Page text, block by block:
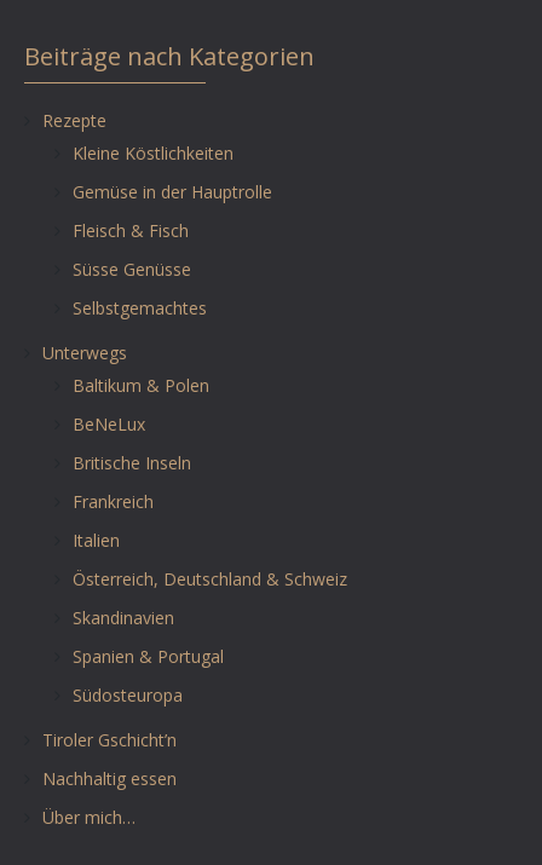
Beiträge nach Kategorien
Rezepte
Kleine Köstlichkeiten
Gemüse in der Hauptrolle
Fleisch & Fisch
Süsse Genüsse
Selbstgemachtes
Unterwegs
Baltikum & Polen
BeNeLux
Britische Inseln
Frankreich
Italien
Österreich, Deutschland & Schweiz
Skandinavien
Spanien & Portugal
Südosteuropa
Tiroler Gschicht’n
Nachhaltig essen
Über mich…